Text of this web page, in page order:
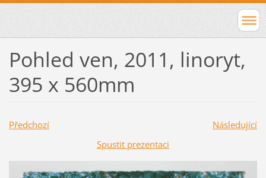
Pohled ven, 2011, linoryt,
395 x 560mm
Předchozí
Následující
Spustit prezentaci